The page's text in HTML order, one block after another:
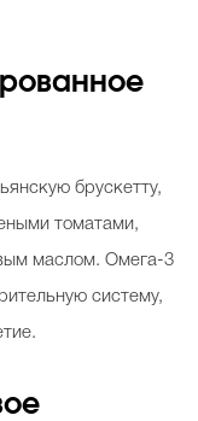
брускетту,
томатами,
маслом. Омега-3
систему,